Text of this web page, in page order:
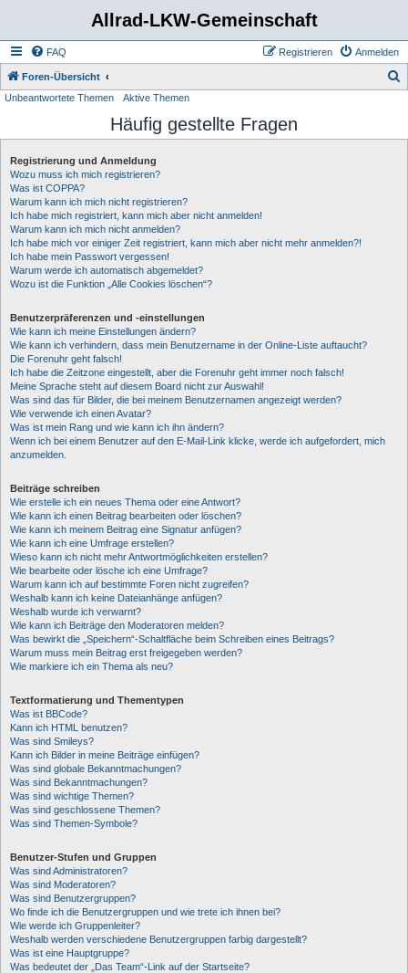
Allrad-LKW-Gemeinschaft
FAQ Anmelden
Registrieren
Foren-Übersicht
h
Unbeantwortete Themen Aktive Themen
Häufig gestellte Fragen
Registrierung und Anmeldung
Wozu muss ich mich registrieren?
Was ist COPPA?
Warum kann ich mich nicht registrieren?
Ich habe mich registriert, kann mich aber nicht anmelden!
Warum kann ich mich nicht anmelden?
Ich habe mich vor einiger Zeit registriert, kann mich aber nicht mehr anmelden?!
Ich habe mein Passwort vergessen!
Warum werde ich automatisch abgemeldet?
Wozu ist die Funktion „Alle Cookies löschen“?
Benutzerpräferenzen und -einstellungen
Wie kann ich meine Einstellungen ändern?
Wie kann ich verhindern, dass mein Benutzername in der Online-Liste auftaucht?
Die Forenuhr geht falsch!
Ich habe die Zeitzone eingestellt, aber die Forenuhr geht immer noch falsch!
Meine Sprache steht auf diesem Board nicht zur Auswahl!
Was sind das für Bilder, die bei meinem Benutzernamen angezeigt werden?
Wie verwende ich einen Avatar?
Was ist mein Rang und wie kann ich ihn ändern?
Wenn ich bei einem Benutzer auf den E-Mail-Link klicke, werde ich aufgefordert, mich
anzumelden.
Beiträge schreiben
Wie erstelle ich ein neues Thema oder eine Antwort?
Wie kann ich einen Beitrag bearbeiten oder löschen?
Wie kann ich meinem Beitrag eine Signatur anfügen?
Wie kann ich eine Umfrage erstellen?
Wieso kann ich nicht mehr Antwortmöglichkeiten erstellen?
Wie bearbeite oder lösche ich eine Umfrage?
Warum kann ich auf bestimmte Foren nicht zugreifen?
Weshalb kann ich keine Dateianhänge anfügen?
Weshalb wurde ich verwarnt?
Wie kann ich Beiträge den Moderatoren melden?
Was bewirkt die „Speichern“-Schaltfläche beim Schreiben eines Beitrags?
Warum muss mein Beitrag erst freigegeben werden?
Wie markiere ich ein Thema als neu?
Textformatierung und Thementypen
Was ist BBCode?
Kann ich HTML benutzen?
Was sind Smileys?
Kann ich Bilder in meine Beiträge einfügen?
Was sind globale Bekanntmachungen?
Was sind Bekanntmachungen?
Was sind wichtige Themen?
Was sind geschlossene Themen?
Was sind Themen-Symbole?
Benutzer-Stufen und Gruppen
Was sind Administratoren?
Was sind Moderatoren?
Was sind Benutzergruppen?
Wo finde ich die Benutzergruppen und wie trete ich ihnen bei?
Wie werde ich Gruppenleiter?
Weshalb werden verschiedene Benutzergruppen farbig dargestellt?
Was ist eine Hauptgruppe?
Was bedeutet der „Das Team“-Link auf der Startseite?